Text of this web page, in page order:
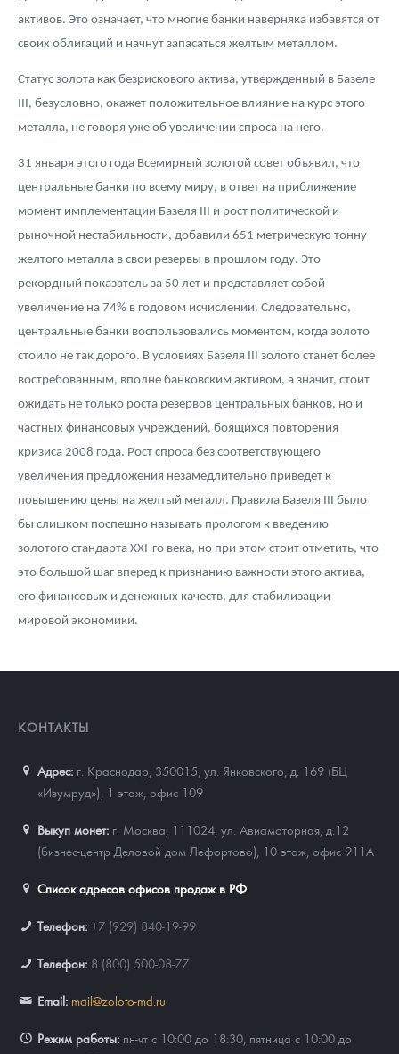
активов. Это означает, что многие банки наверняка избавятся от
своих облигаций и начнут запасаться желтым металлом.
Статус золота как безрискового актива, утвержденный в Базеле
III, безусловно, окажет положительное влияние на курс этого
металла, не говоря уже об увеличении спроса на него.
31 января этого года Всемирный золотой совет объявил, что
центральные банки по всему миру, в ответ на приближение
момент имплементации Базеля III и рост политической и
рыночной нестабильности, добавили 651 метрическую тонну
желтого металла в свои резервы в прошлом году. Это
рекордный показатель за 50 лет и представляет собой
увеличение на 74% в годовом исчислении. Следовательно,
центральные банки воспользовались моментом, когда золото
стоило не так дорого. В условиях Базеля III золото станет более
востребованным, вполне банковским активом, а значит, стоит
ожидать не только роста резервов центральных банков, но и
частных финансовых учреждений, боящихся повторения
кризиса 2008 года. Рост спроса без соответствующего
увеличения предложения незамедлительно приведет к
повышению цены на желтый металл. Правила Базеля III было
бы слишком поспешно называть прологом к введению
золотого стандарта XXI-го века, но при этом стоит отметить, что
это большой шаг вперед к признанию важности этого актива,
его финансовых и денежных качеств, для стабилизации
мировой экономики.
КОНТАКТЫ
Адрес: г. Краснодар, 350015 ул. Янковского, д. 169 (БЦ
«Изумруд»), 1 этаж, офис 109
Выкуп монет: г. Москва, 111024, ул. Авиамоторная, д.12
(бизнес-центр Деловой дом Лефортово), 10 этаж, офис 911А
Список адресов офисов продаж в РФ
Телефон: +7 (929) 840-19-99
Телефон: 8 (800) 500-08-77
Email: mail@zoloto-md.ru
Режим работы: пн-чт с 10:00 до 18:30, пятница с 10:00 до